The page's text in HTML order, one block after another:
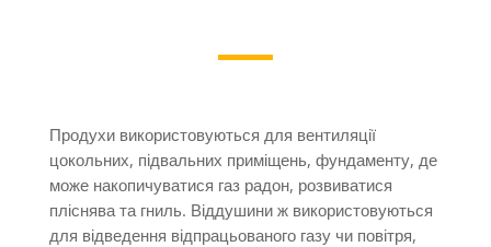
Продухи використовуються для вентиляції
цокольних, підвальних приміщень, фундаменту, де
може накопичуватися газ радон, розвиватися
пліснява та гниль. Віддушини ж використовуються
для відведення відпрацьованого газу чи повітря,